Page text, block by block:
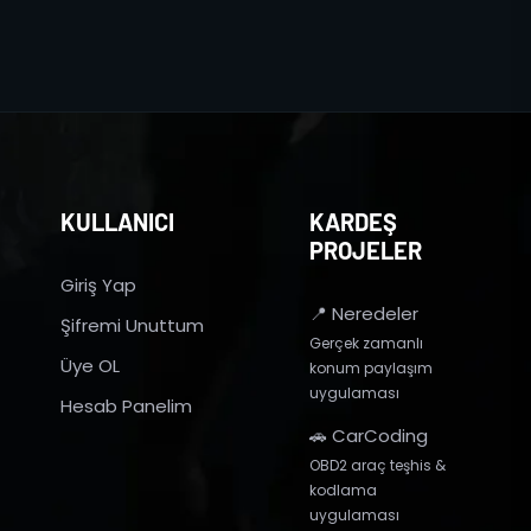
KULLANICI
Giriş Yap
Şifremi Unuttum
Üye OL
Hesab Panelim
KARDEŞ
PROJELER
📍 Neredeler
Gerçek zamanlı
konum paylaşım
uygulaması
🚗 CarCoding
OBD2 araç teşhis &
kodlama
uygulaması